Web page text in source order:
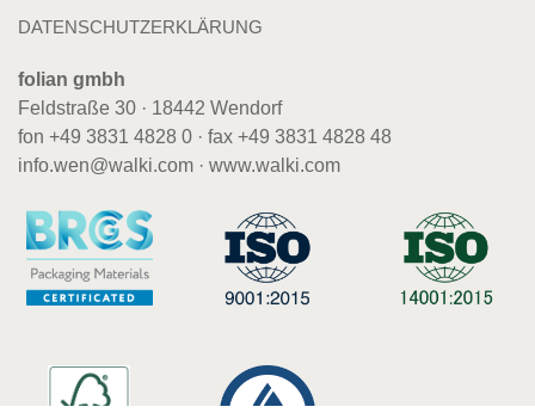
DATENSCHUTZERKLÄRUNG
folian gmbh
Feldstraße 30 · 18442 Wendorf
fon +49 3831 4828 0 · fax +49 3831 4828 48
info.wen@walki.com · www.walki.com